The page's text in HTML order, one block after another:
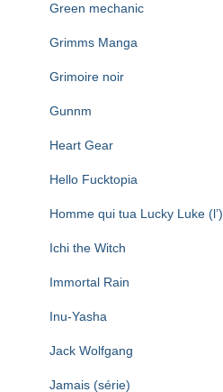
Green mechanic
Grimms Manga
Grimoire noir
Gunnm
Heart Gear
Hello Fucktopia
Homme qui tua Lucky Luke (l’)
Ichi the Witch
Immortal Rain
Inu-Yasha
Jack Wolfgang
Jamais (série)